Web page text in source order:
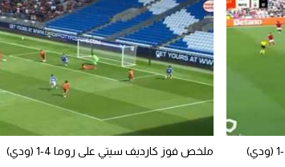
ملخص فوز كارديف سيتي على روما 4-1 (ودي)